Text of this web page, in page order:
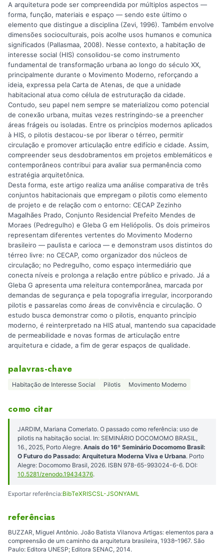
A arquitetura pode ser compreendida por múltiplos aspectos —
forma, função, materiais e espaço — sendo este último o
elemento que distingue a disciplina (Zevi, 1996). Também envolve
dimensões socioculturais, pois acolhe usos humanos e comunica
significados (Pallasmaa, 2008). Nesse contexto, a habitação de
interesse social (HIS) consolidou-se como instrumento
fundamental de transformação urbana ao longo do século XX,
principalmente durante o Movimento Moderno, reforçando a
ideia, expressa pela Carta de Atenas, de que a unidade
habitacional atua como célula de estruturação da cidade.
Contudo, seu papel nem sempre se materializou como potencial
de conexão urbana, muitas vezes restringindo-se a preencher
áreas frágeis ou isoladas. Entre os princípios modernos aplicados
à HIS, o pilotis destacou-se por liberar o térreo, permitir
circulação e promover articulação entre edifício e cidade. Assim,
compreender seus desdobramentos em projetos emblemáticos e
contemporâneos contribui para avaliar sua permanência como
estratégia arquitetônica.
Desta forma, este artigo realiza uma análise comparativa de três
conjuntos habitacionais que empregam o pilotis como elemento
de projeto e de relação com o entorno: CECAP Zezinho
Magalhães Prado, Conjunto Residencial Prefeito Mendes de
Moraes (Pedregulho) e Gleba G em Heliópolis. Os dois primeiros
representam diferentes vertentes do Movimento Moderno
brasileiro — paulista e carioca — e demonstram usos distintos do
térreo livre: no CECAP, como organizador dos núcleos de
circulação; no Pedregulho, como espaço intermediário que
conecta níveis e prolonga a relação entre público e privado. Já a
Gleba G apresenta uma releitura contemporânea, marcada por
demandas de segurança e pela topografia irregular, incorporando
pilotis e passarelas como áreas de convivência e circulação. O
estudo busca demonstrar como o pilotis, enquanto princípio
moderno, é reinterpretado na HIS atual, mantendo sua capacidade
de permeabilidade e novas formas de articulação entre
arquitetura e cidade, a fim de gerar espaços de qualidade.
palavras-chave
Habitação de Interesse Social Pilotis Movimento Moderno
como citar
JARDIM, Mariana Comerlato. O passado como referência: uso de
pilotis na habitação social. In: SEMINÁRIO DOCOMOMO BRASIL,
16., 2025, Porto Alegre. Anais do 16º Seminário Docomomo Brasil:
O Futuro do Passado: Arquitetura Moderna Viva e Urbana. Porto
Alegre: Docomomo Brasil, 2026. ISBN 978-65-993024-6-6. DOI:
10.5281/zenodo.19434376.
Exportar referência:BibTeXRISCSL-JSONYAML
referências
BUZZAR, Miguel Antônio. João Batista Vilanova Artigas: elementos para a
compreensão de um caminho da arquitetura brasileira, 1938–1967. São
Paulo: Editora UNESP; Editora SENAC, 2014.